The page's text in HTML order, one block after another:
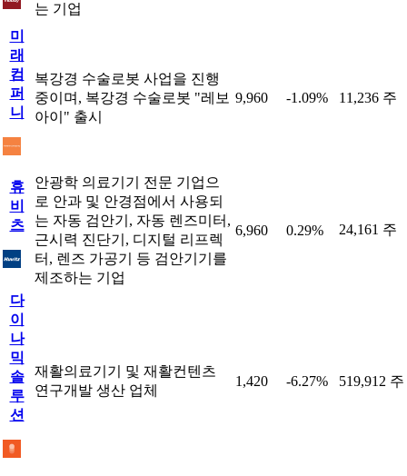
는 기업
미
래
컴
퍼
니
복강경 수술로봇 사업을 진행
중이며, 복강경 수술로봇 "레보
아이" 출시
9,960 -1.09% 11,236 주
휴
비
츠
안광학 의료기기 전문 기업으
로 안과 및 안경점에서 사용되
는 자동 검안기, 자동 렌즈미터,
근시력 진단기, 디지털 리프렉
터, 렌즈 가공기 등 검안기기를
제조하는 기업
6,960 0.29% 24,161 주
다
이
나
믹
솔
루
션
재활의료기기 및 재활컨텐츠
연구개발 생산 업체
1,420 -6.27% 519,912 주